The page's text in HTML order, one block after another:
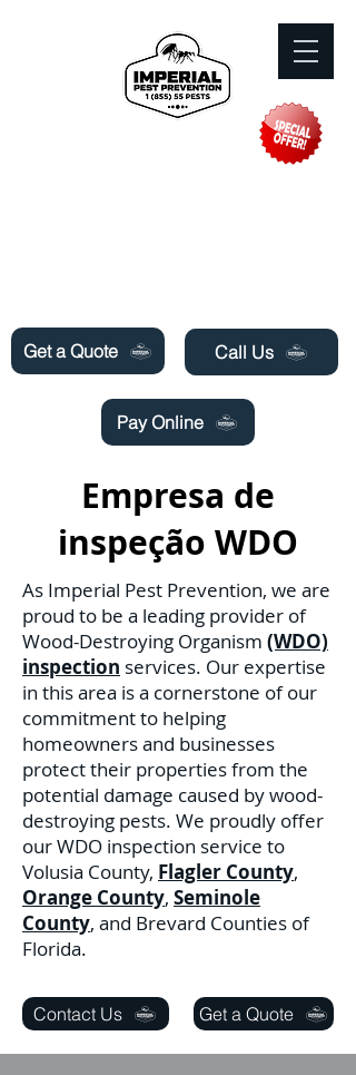
Get a Quote
Pay Online
Call Us
Empresa de
inspeção WDO
As Imperial Pest Prevention, we are
proud to be a leading provider of
Wood-Destroying Organism (WDO)
inspection services. Our expertise
in this area is a cornerstone of our
commitment to helping
homeowners and businesses
protect their properties from the
potential damage caused by wood-
destroying pests. We proudly offer
our WDO inspection service to
Volusia County, Flagler County,
Orange County, Seminole
County, and Brevard Counties of
Florida.
Contact Us Get a Quote